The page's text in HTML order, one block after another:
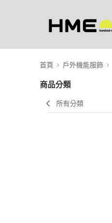
首頁 戶外機能服飾
商品分類
所有分類